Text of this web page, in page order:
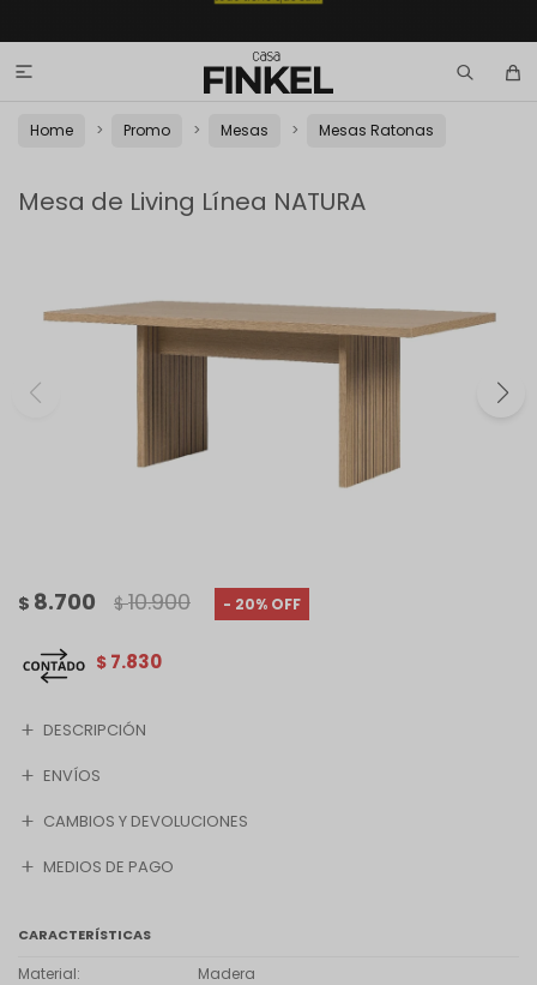

Home Promo Mesas Mesas Ratonas
Mesa de Living Línea NATURA
$ 8.700 $ 10.900 20
$ 7.830
DESCRIPCIÓN
ENVÍOS
CAMBIOS Y DEVOLUCIONES
MEDIOS DE PAGO
CARACTERÍSTICAS
Material
Madera